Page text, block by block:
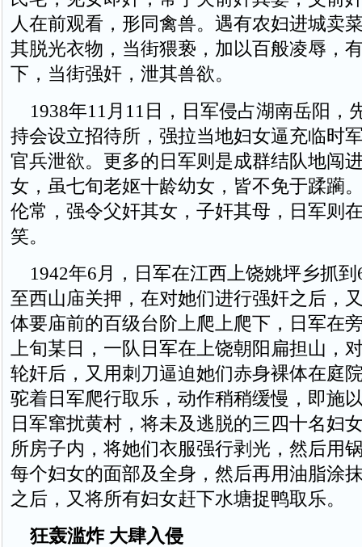
人在前观看，形同禽兽。遇有农妇进城卖
其脱光衣物，当街猥亵，加以百般凌辱，
下，当街强奸，泄其兽欲。
1938年11月11日，日军侵占湖南岳阳，
持会设立招待所，强拉当地妇女逼充临时
官兵泄欲。更多的日军则是成群结队地闯
女，虽七旬老妪十龄幼女，皆不免于蹂躏
伦常，强令父奸其女，子奸其母，日军则
笑。
1942年6月，日军在江西上饶姚坪乡抓到
至西山庙关押，在对她们进行强奸之后，
体要庙前的百级台阶上爬上爬下，日军在
上旬某日，一队日军在上饶朝阳扁担山，
轮奸后，又用刺刀逼迫她们赤身裸体在庭
驼着日军爬行取乐，动作稍稍缓慢，即施
日军窜扰黄村，将未及逃脱的三四十名妇
所房子内，将她们衣服强行剥光，然后用
每个妇女的面部及全身，然后再用油脂涂
之后，又将所有妇女赶下水塘捉鸭取乐。
狂轰滥炸 大肆入侵